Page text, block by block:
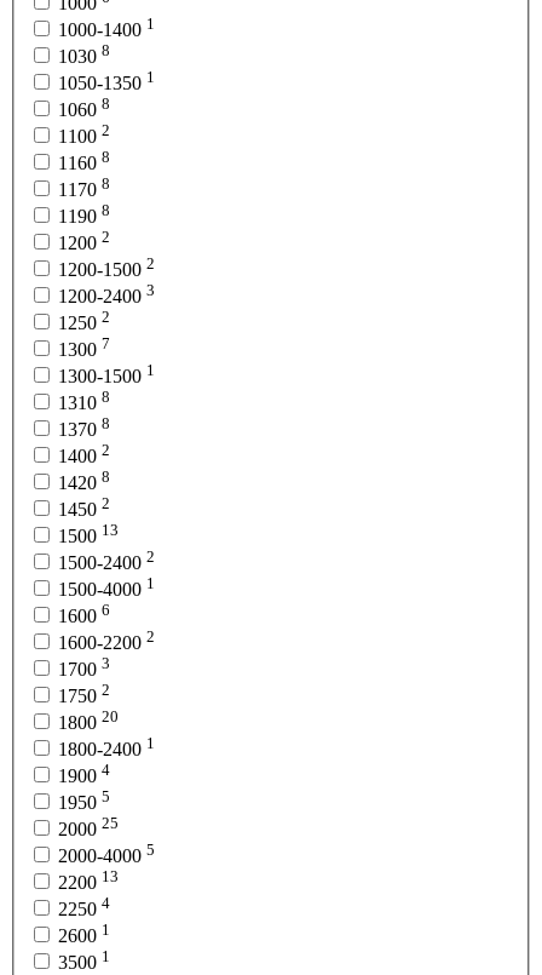
1000-1400 1
1030 8
1050-1350 1
1060 8
1100 2
1160 8
1170 8
1190 8
1200 2
1200-1500 2
1200-2400 3
1250 2
1300 7
1300-1500 1
1310 8
1370 8
1400 2
1420 8
1450 2
1500 13
1500-2400 2
1500-4000 1
1600 6
1600-2200 2
1700 3
1750 2
1800 20
1800-2400 1
1900 4
1950 5
2000 25
2000-4000 5
2200 13
2250 4
2600 1
3500 1